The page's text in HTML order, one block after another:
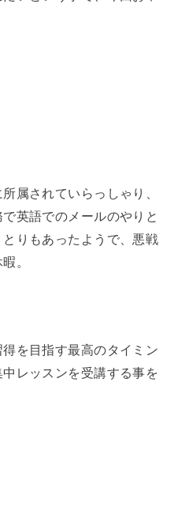
属されていらっしゃり、
英語でのメールのやりと
りもあったようで、悪戦
。
を目指す最高のタイミン
レッスンを受講する事を